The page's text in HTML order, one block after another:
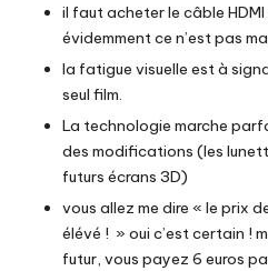
il faut acheter le câble
évidemment ce n’est pas
la fatigue visuelle est à
seul film.
La technologie marche
des modifications (les
futurs écrans 3D)
vous allez me dire « le prix
élévé ! » oui c’est certain !
futur, vous payez 6 euros